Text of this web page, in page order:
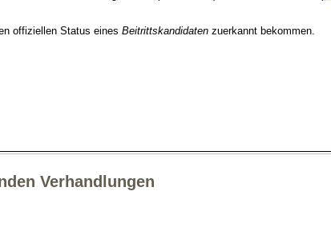
offiziellen Status eines Beitrittskandidaten zuerkannt bekommen.
Verhandlungen